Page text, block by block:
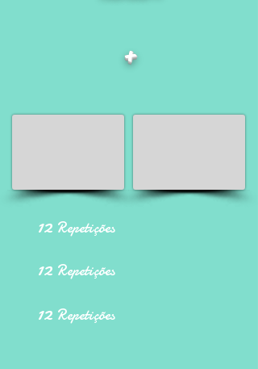
+
12 Repetições
12 Repetições
12 Repetições